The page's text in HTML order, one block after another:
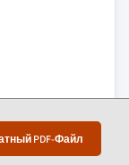
PDF-Файл